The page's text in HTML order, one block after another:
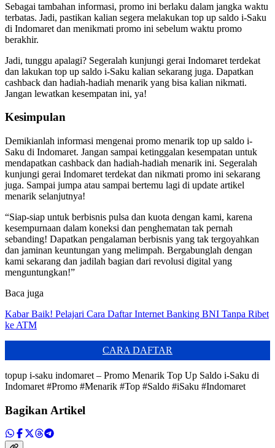
Sebagai tambahan informasi, promo ini berlaku dalam jangka waktu
terbatas. Jadi, pastikan kalian segera melakukan top up saldo i-Saku
di Indomaret dan menikmati promo ini sebelum waktu promo
berakhir.
Jadi, tunggu apalagi? Segeralah kunjungi gerai Indomaret terdekat
dan lakukan top up saldo i-Saku kalian sekarang juga. Dapatkan
cashback dan hadiah-hadiah menarik yang bisa kalian nikmati.
Jangan lewatkan kesempatan ini, ya!
Kesimpulan
Demikianlah informasi mengenai promo menarik top up saldo i-
Saku di Indomaret. Jangan sampai ketinggalan kesempatan untuk
mendapatkan cashback dan hadiah-hadiah menarik ini. Segeralah
kunjungi gerai Indomaret terdekat dan nikmati promo ini sekarang
juga. Sampai jumpa atau sampai bertemu lagi di update artikel
menarik selanjutnya!
“Siap-siap untuk berbisnis pulsa dan kuota dengan kami, karena
kesempurnaan dalam koneksi dan penghematan tak pernah
sebanding! Dapatkan pengalaman berbisnis yang tak tergoyahkan
dan jaminan keuntungan yang melimpah. Bergabunglah dengan
kami sekarang dan jadilah bagian dari revolusi digital yang
menguntungkan!”
Baca juga
Kabar Baik! Pelajari Cara Daftar Internet Banking BNI Tanpa Ribet
ke ATM
CARA DAFTAR
topup i-saku indomaret – Promo Menarik Top Up Saldo i-Saku di
Indomaret #Promo #Menarik #Top #Saldo #iSaku #Indomaret
Bagikan Artikel